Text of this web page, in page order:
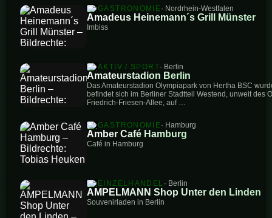
GASTRONOMIE · Nordrhein-Westfalen
Amadeus Heinemann´s Grill Münster
Imbiss
AKTIV / SPORT· Berlin
Amateurstadion Berlin
Das Amateurstadion Olympiapark von Hertha BSC
befindet sich im Berliner Stadtteil Westend, unweit des
Friedrich-Friesen-Allee, auf …
GASTRONOMIE · Hamburg
Amber Café Hamburg
Café in Hamburg
EINZELHANDEL · Berlin
AMPELMANN Shop Unter den Linden
Souvenirladen in Berlin